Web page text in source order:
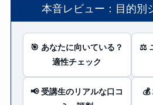
本音レビュー：目的別
🎯 あなたに向いている？
適性チェック
⚖️
📢 受講生のリアルな口コ
💰